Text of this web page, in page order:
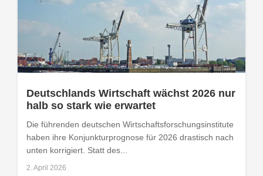
Deutschlands Wirtschaft wächst 2026 nur
halb so stark wie erwartet
Die führenden deutschen Wirtschaftsforschungsinstitute
haben ihre Konjunkturprognose für 2026 drastisch nach
unten korrigiert. Statt des...
2. April 2026